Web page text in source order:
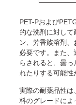
PET-Pおよび
的な洗剤に対して
ン、芳香族溶剤
必要です。また、
らされると、曇
れたりする可能性
実際の耐薬品性は
料のグレードによ